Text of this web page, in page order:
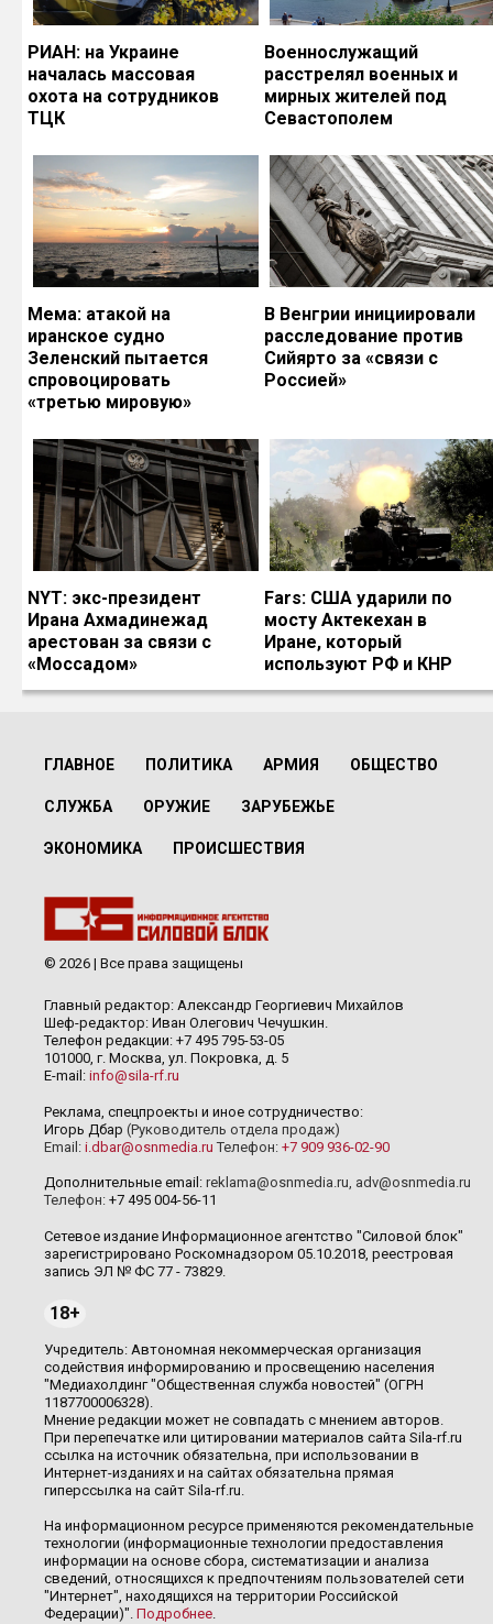
РИАН: на Украине
началась массовая
охота на сотрудников
ТЦК
Военнослужащий
расстрелял военных и
мирных жителей под
Севастополем
Мема: атакой на
иранское судно
Зеленский пытается
спровоцировать
«третью мировую»
В Венгрии инициировали
расследование против
Сийярто за «связи с
Россией»
NYT: экс-президент
Ирана Ахмадинежад
арестован за связи с
«Моссадом»
Fars: США ударили по
мосту Актекехан в
Иране, который
используют РФ и КНР
ГЛАВНОЕ ПОЛИТИКА АРМИЯ ОБЩЕСТВО
СЛУЖБА ОРУЖИЕ ЗАРУБЕЖЬЕ
ЭКОНОМИКА ПРОИСШЕСТВИЯ
© 2026 | Все права защищены
Главный редактор: Александр Георгиевич Михайлов
Шеф-редактор: Иван Олегович Чечушкин.
Телефон редакции: +7 495 795-53-05
101000, г. Москва, ул. Покровка, д. 5
E-mail: info@sila-rf.ru
Реклама, спецпроекты и иное сотрудничество:
Игорь Дбар (Руководитель отдела продаж)
Email: i.dbar@osnmedia.ru Телефон: +7 909 936-02-90
Дополнительные email: reklama@osnmedia.ru, adv@osnmedia.ru
Телефон: +7 495 004-56-11
Сетевое издание Информационное агентство "Силовой блок"
зарегистрировано Роскомнадзором 05.10.2018, реестровая
запись ЭЛ № ФС 77 - 73829.
18+
Учредитель: Автономная некоммерческая организация
содействия информированию и просвещению населения
"Медиахолдинг "Общественная служба новостей" (ОГРН
1187700006328).
Мнение редакции может не совпадать с мнением авторов.
При перепечатке или цитировании материалов сайта Sila-rf.ru
ссылка на источник обязательна, при использовании в
Интернет-изданиях и на сайтах обязательна прямая
гиперссылка на сайт Sila-rf.ru.
На информационном ресурсе применяются рекомендательные
технологии (информационные технологии предоставления
информации на основе сбора, систематизации и анализа
сведений, относящихся к предпочтениям пользователей сети
"Интернет", находящихся на территории Российской
Федерации)". Подробнее.